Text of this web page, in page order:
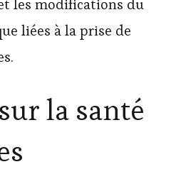
les modifications du
liées à la prise de
la santé